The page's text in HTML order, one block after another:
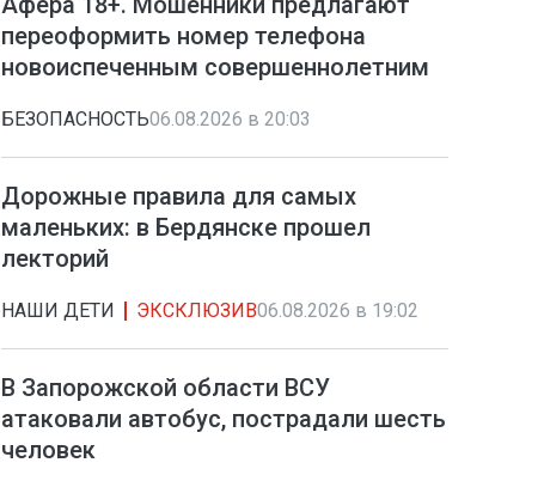
переоформить номер телефона
новоиспеченным совершеннолетним
БЕЗОПАСНОСТЬ06.08.2026 в 20:03
Дорожные правила для самых
маленьких: в Бердянске прошел
лекторий
НАШИ ДЕТИ ЭКСКЛЮЗИВ06.08.2026 в 19:02
В Запорожской области ВСУ
атаковали автобус, пострадали шесть
человек